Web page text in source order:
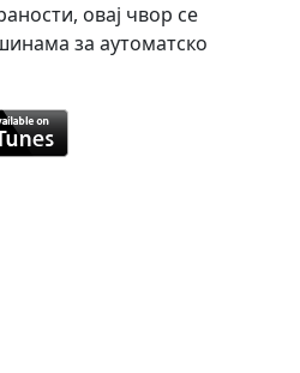
овај чвор се
за аутоматско